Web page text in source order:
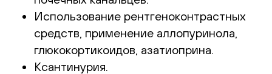
Использование рентгеноконтрастных
средств, применение аллопуринола,
глюкокортикоидов, азатиоприна.
Ксантинурия.